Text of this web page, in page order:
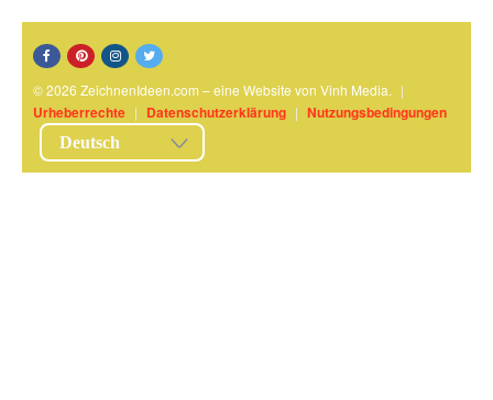
© 2026 ZeichnenIdeen.com – eine Website von Vinh Media. |
Urheberrechte | Datenschutzerklärung | Nutzungsbedingungen
Deutsch